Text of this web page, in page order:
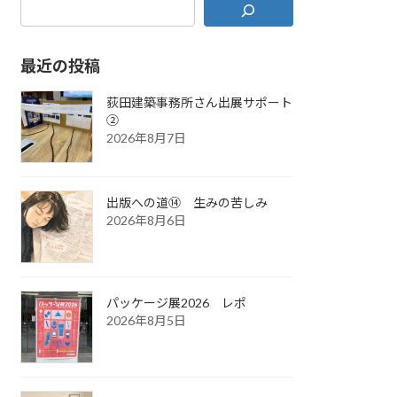
最近の投稿
荻田建築事務所さん出展サポート
②
2026年8月7日
出版への道⑭ 生みの苦しみ
2026年8月6日
パッケージ展2026 レポ
2026年8月5日